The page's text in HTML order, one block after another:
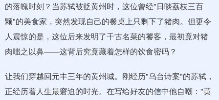
的落魄时刻？当苏轼被贬黄州时，这位曾经"日啖荔枝三百
颗"的美食家，突然发现自己的餐桌上只剩下了猪肉。但更令
人震惊的是，这位后来发明了千古名菜的饕客，最初竟对猪
肉嗤之以鼻——这背后究竟藏着怎样的饮食密码？
让我们穿越回元丰三年的黄州城。刚经历"乌台诗案"的苏轼，
正经历着人生最窘迫的时光。在写给好友的信中他自嘲："黄